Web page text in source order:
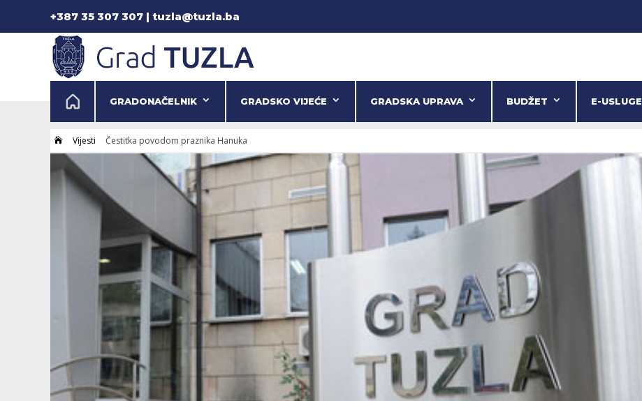
+387 35 307 307 | tuzla@tuzla.ba
GRADONAČELNIK GRADSKO VIJEĆE GRADSKA UPRAVA BUDŽET E-USLUGE
 Vijesti Čestitka povodom praznika Hanuka